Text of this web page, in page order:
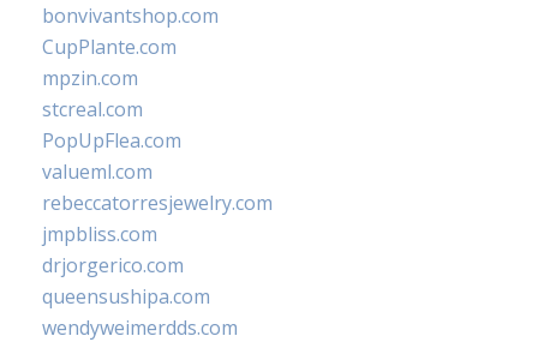
bonvivantshop.com
CupPlante.com
mpzin.com
stcreal.com
PopUpFlea.com
valueml.com
rebeccatorresjewelry.com
jmpbliss.com
drjorgerico.com
queensushipa.com
wendyweimerdds.com